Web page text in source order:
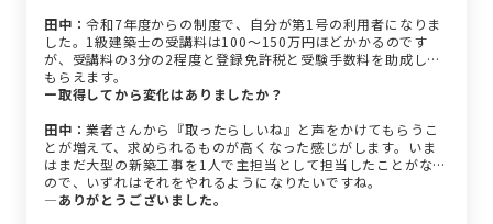
田中：令和7年度からの制度で、自分が第1号の利用者になりま
した。1級建築士の受講料は100〜150万円ほどかかるのです
が、受講料の3分の2程度と登録免許税と受験手数料を助成して
もらえます。
ー取得してから変化はありましたか？
田中：業者さんから『取ったらしいね』と声をかけてもらうこ
とが増えて、求められるものが高くなった感じがします。いま
はまだ大型の新築工事を1人で主担当として担当したことがない
ので、いずれはそれをやれるようになりたいですね。
―ありがとうございました。